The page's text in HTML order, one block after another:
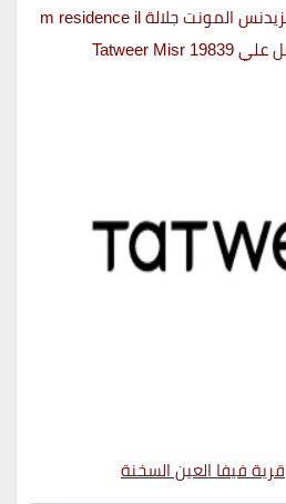
لاستعلام حول اسعار ام ريزيدنس المونت جلالة m residence il
قرية فيفا العين السخنة